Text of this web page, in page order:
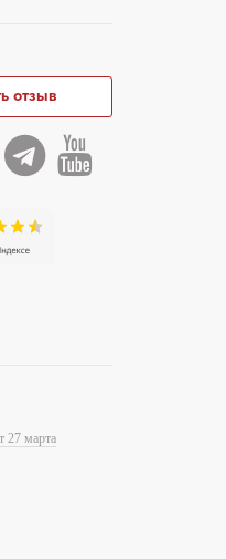
отзыв
27 марта